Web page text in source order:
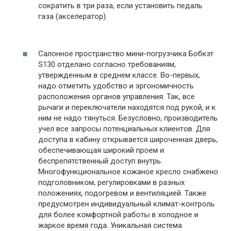
сократить в три раза, если установить педаль
газа (акселератор).
Салонное пространство мини-погрузчика Бобкэт
S130 отделано согласно требованиям,
утвержденным в среднем классе. Во-первых,
надо отметить удобство и эргономичность
расположения органов управления. Так, все
рычаги и переключатели находятся под рукой, и к
ним не надо тянуться. Безусловно, производитель
учел все запросы потенциальных клиентов. Для
доступа в кабину открывается широченная дверь,
обеспечивающая широкий проем и
беспрепятственный доступ внутрь.
Многофункциональное кожаное кресло снабжено
подголовником, регулировками в разных
положениях, подогревом и вентиляцией. Также
предусмотрен индивидуальный климат-контроль
для более комфортной работы в холодное и
жаркое время года. Уникальная система